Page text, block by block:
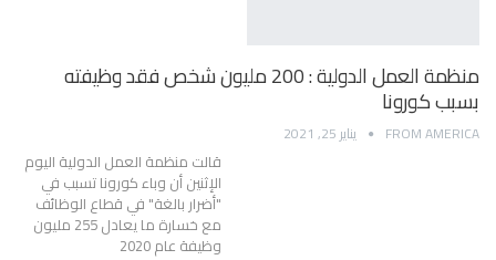
منظمة العمل الدولية : 200 مليون شخص فقد وظيفته
بسبب كورونا
FROM AMERICA يناير 25, 2021
قالت منظمة العمل الدولية اليوم
الإثنين أن وباء كورونا تسبب في
"أضرار بالغة" في قطاع الوظائف
مع خسارة ما يعادل 255 مليون
وظيفة عام 2020